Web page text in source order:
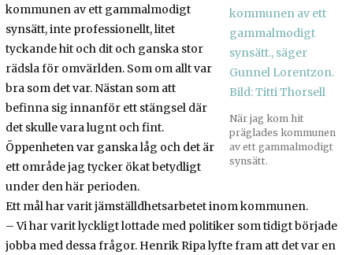
När jag kom hit
präglades kommunen
av ett gammalmodigt
synsätt.
kommunen av ett gammalmodigt
synsätt, inte professionellt, litet
tyckande hit och dit och ganska stor
rädsla för omvärlden. Som om allt var
bra som det var. Nästan som att
befinna sig innanför ett stängsel där
det skulle vara lugnt och fint.
Öppenheten var ganska låg och det är
ett område jag tycker ökat betydligt
under den här perioden.
Ett mål har varit jämställdhetsarbetet inom kommunen.
– Vi har varit lyckligt lottade med politiker som tidigt började
jobba med dessa frågor. Henrik Ripa lyfte fram att det var en